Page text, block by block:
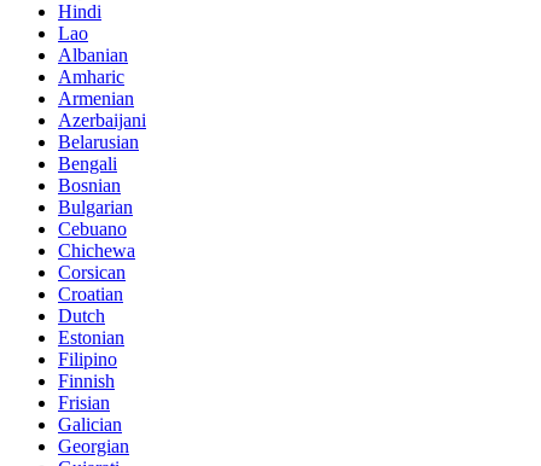
Hindi
Lao
Albanian
Amharic
Armenian
Azerbaijani
Belarusian
Bengali
Bosnian
Bulgarian
Cebuano
Chichewa
Corsican
Croatian
Dutch
Estonian
Filipino
Finnish
Frisian
Galician
Georgian